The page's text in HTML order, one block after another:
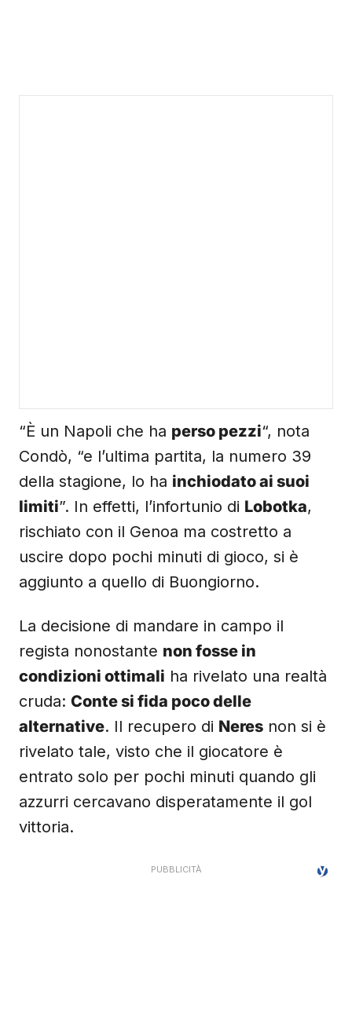
“È un Napoli che ha perso pezzi“, nota
Condò, “e l’ultima partita, la numero 39
della stagione, lo ha inchiodato ai suoi
limiti”. In effetti, l’infortunio di Lobotka,
rischiato con il Genoa ma costretto a
uscire dopo pochi minuti di gioco, si è
aggiunto a quello di Buongiorno.
La decisione di mandare in campo il
regista nonostante non fosse in
condizioni ottimali ha rivelato una realtà
cruda: Conte si fida poco delle
alternative. Il recupero di Neres non si è
rivelato tale, visto che il giocatore è
entrato solo per pochi minuti quando gli
azzurri cercavano disperatamente il gol
vittoria.